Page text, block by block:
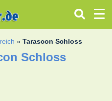
»Tarascon Schloss
Schloss